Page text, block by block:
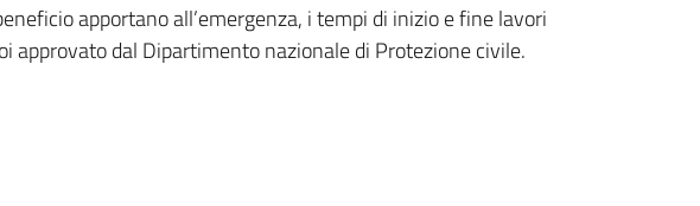
apportano all’emergenza, i tempi di inizio e fine lavori
approvato dal Dipartimento nazionale di Protezione civile.